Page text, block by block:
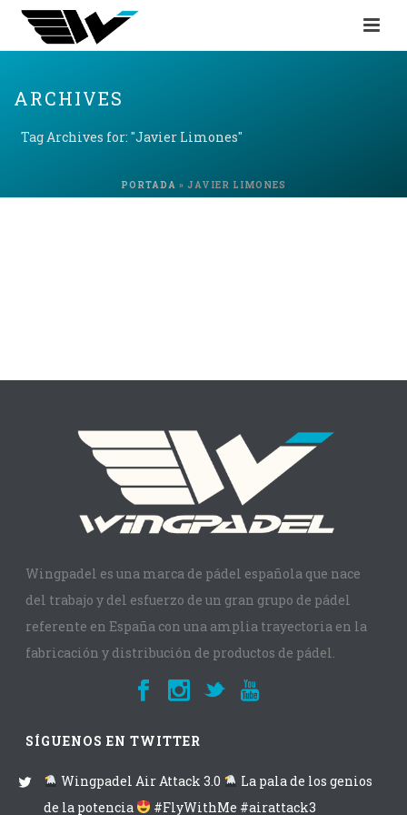
ARCHIVES
Tag Archives for: "Javier Limones"
PORTADA » JAVIER LIMONES
Wingpadel es una marca de pádel española que nace
del trabajo y del esfuerzo de un gran grupo de pádel
referente en España con una amplia trayectoria en la
fabricación y distribución de productos de pádel.
SÍGUENOS EN TWITTER
Wingpadel Air Attack 3.0
La pala de los genios
de la potencia
#FlyWithMe #airattack3